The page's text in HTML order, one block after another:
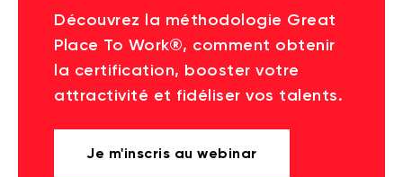
Découvrez la méthodologie Great
Place To Work®, comment obtenir
la certification, booster votre
attractivité et fidéliser vos talents.
Je m'inscris au webinar